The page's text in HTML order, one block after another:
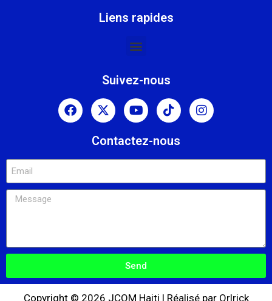
Liens rapides
Suivez-nous
Contactez-nous
Send
Copyright © 2026 JCOM Haiti | Réalisé par Orlrick